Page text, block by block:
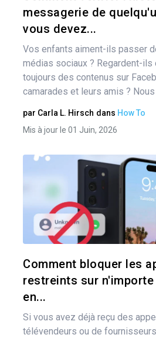
messagerie de
vous devez...
Vos enfants aiment-ils passer
médias sociaux ? Regardent-
toujours des contenus sur
camarades et leurs amis ?
par Carla L. Hirsch dans How To
Mis à jour le 01 Juin, 2026
Comment bloquer les
restreints sur
en...
Si vous avez déjà reçu des
télévendeurs ou de